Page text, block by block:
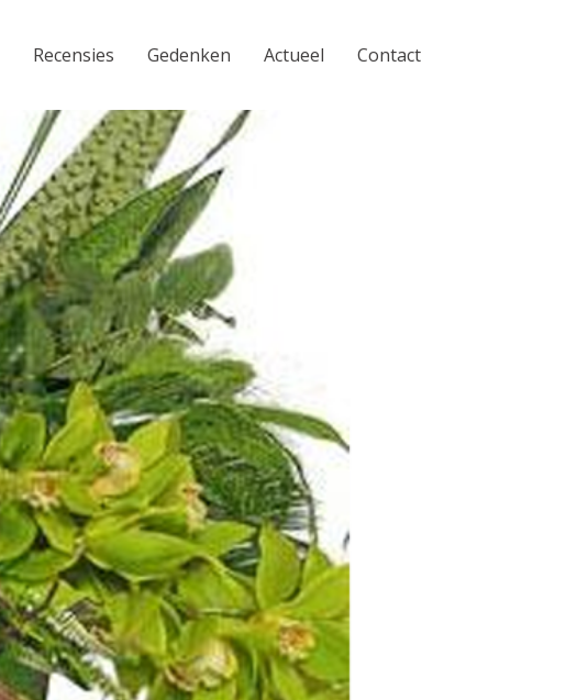
Recensies Gedenken Actueel Contact